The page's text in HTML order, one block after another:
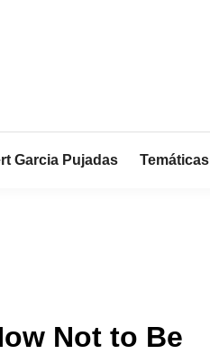
Garcia Pujadas Temáticas
Not to Be